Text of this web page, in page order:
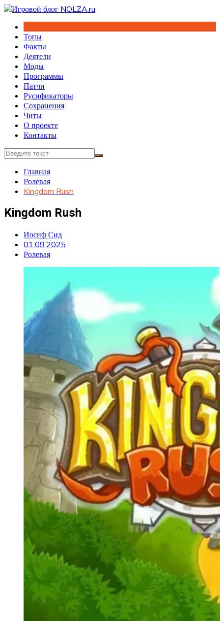
Перейти
содержимому
Топы
Факты
Деятели
Моды
Программы
Патчи
Русификаторы
Сохранения
Читы
О проекте
Контакты
Главная
Ролевая
Kingdom Rush
Kingdom Rush
Иосиф Сид
01.09.2025
Ролевая